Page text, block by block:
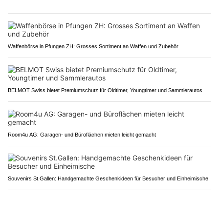
Waffenbörse in Pfungen ZH: Grosses Sortiment an Waffen und Zubehör
BELMOT Swiss bietet Premiumschutz für Oldtimer, Youngtimer und Sammlerautos
Room4u AG: Garagen- und Büroflächen mieten leicht gemacht
Souvenirs St.Gallen: Handgemachte Geschenkideen für Besucher und Einheimische